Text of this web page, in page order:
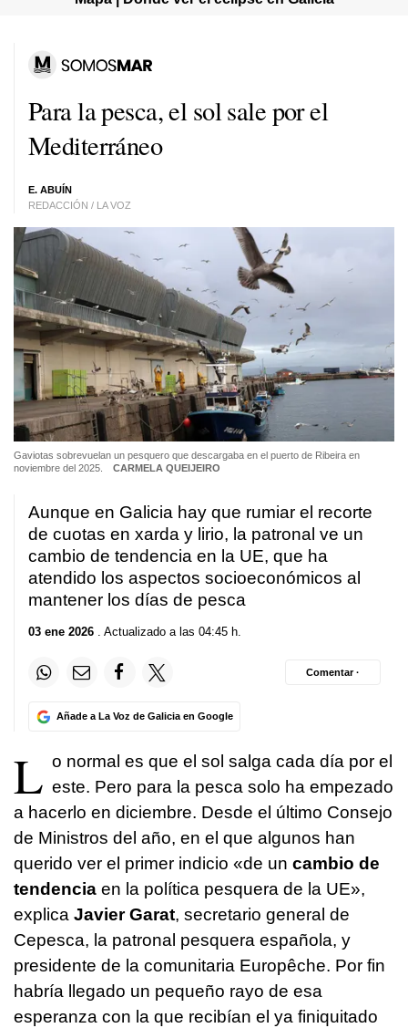
Para la pesca, el sol sale por el
Mediterráneo
E. ABUÍN
REDACCIÓN / LA VOZ
Gaviotas sobrevuelan un pesquero que descargaba en el puerto de Ribeira en
noviembre del 2025.
CARMELA QUEIJEIRO
Aunque en Galicia hay que rumiar el recorte
de cuotas en xarda y lirio, la patronal ve un
cambio de tendencia en la UE, que ha
atendido los aspectos socioeconómicos al
mantener los días de pesca
03 ene 2026 . Actualizado a las 04:45 h.
Añade a La Voz de Galicia en Google
Comentar ·
L o normal es que el sol salga cada día por el
este. Pero para la pesca solo ha empezado
a hacerlo en diciembre. Desde el último Consejo
de Ministros del año, en el que algunos han
querido ver el primer indicio «de un cambio de
tendencia en la política pesquera de la UE»,
explica Javier Garat, secretario general de
Cepesca, la patronal pesquera española, y
presidente de la comunitaria Europêche. Por fin
habría llegado un pequeño rayo de esa
esperanza con la que recibían el ya finiquitado